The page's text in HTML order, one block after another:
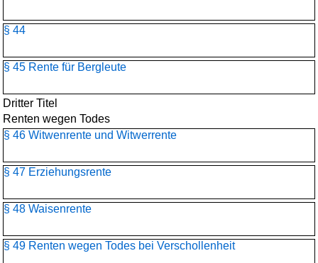
§ 44
§ 45 Rente für Bergleute
Dritter Titel
Renten wegen Todes
§ 46 Witwenrente und Witwerrente
§ 47 Erziehungsrente
§ 48 Waisenrente
§ 49 Renten wegen Todes bei Verschollenheit